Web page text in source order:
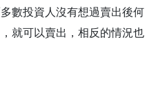
數投資人沒有想過賣出後何
就可以賣出，相反的情況也